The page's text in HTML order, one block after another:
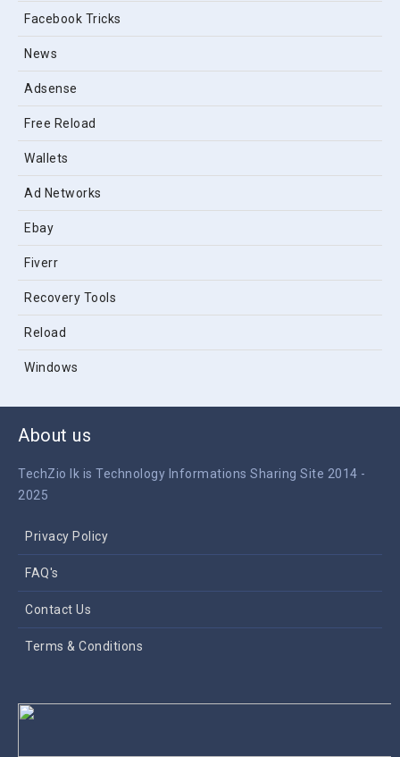
Facebook Tricks
News
Adsense
Free Reload
Wallets
Ad Networks
Ebay
Fiverr
Recovery Tools
Reload
Windows
About us
TechZio lk is Technology Informations Sharing Site 2014 -
2025
Privacy Policy
FAQ's
Contact Us
Terms & Conditions